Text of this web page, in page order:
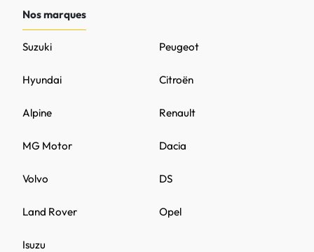
Nos marques
Peugeot
DS
MG Motor
Citroën
Opel
Volvo
Renault
Hyundai
Land Rover
Dacia
Alpine
Isuzu
Suzuki